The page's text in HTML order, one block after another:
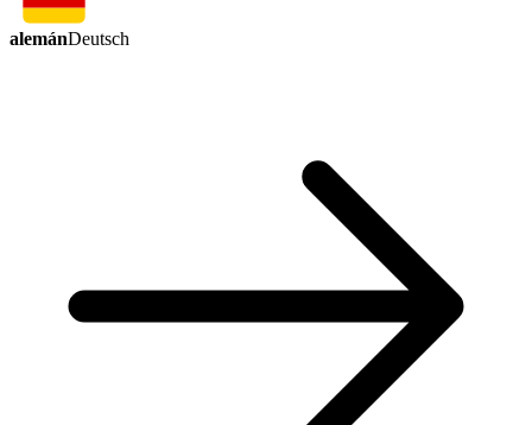
alemánDeutsch